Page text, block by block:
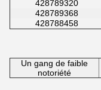
428789320
428789368
428788458
Un gang de faible
notoriété